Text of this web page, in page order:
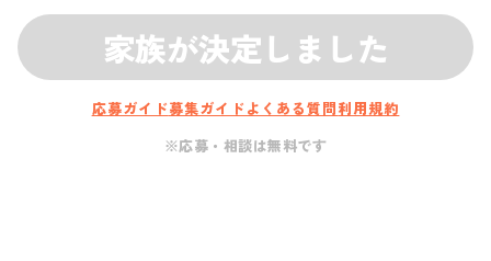
家族が決定しました
応募ガイド募集ガイド よくある質問利用規約
※応募・相談は無料です